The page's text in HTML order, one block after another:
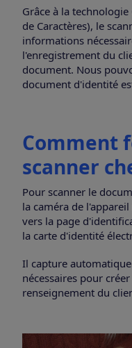
Grâce à la technologie
de Caractères), le
informations
l'enregistrement du
document. Nous
document d'identité
Comment
scanner
Pour scanner le
la caméra de
vers la page
la carte d'identité
Il capture
nécessaires pour
renseignement du